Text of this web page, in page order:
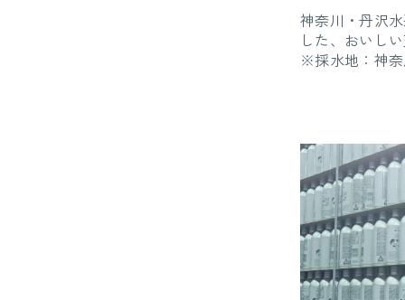
神奈川・丹沢
した、おいし
※採水地：神